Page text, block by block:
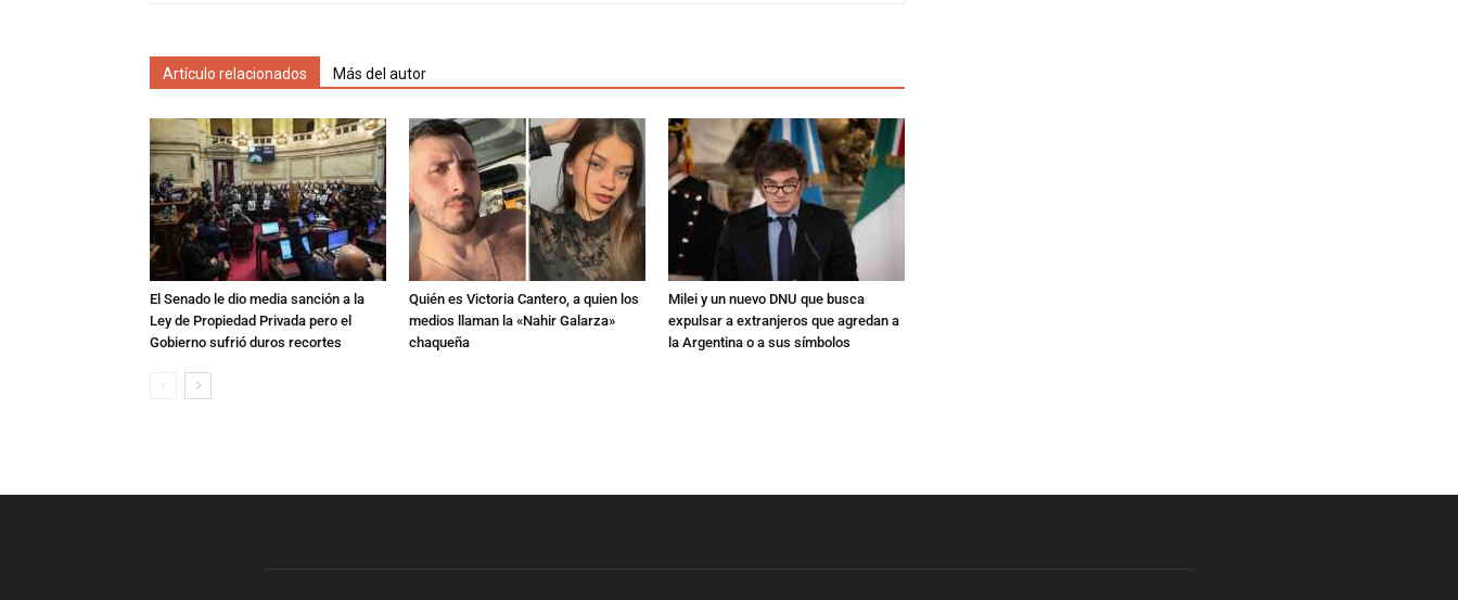
Artículo relacionados Más del autor
El Senado le dio media sanción a la
Ley de Propiedad Privada pero el
Gobierno sufrió duros recortes
Quién es Victoria Cantero, a quien los
medios llaman la «Nahir Galarza»
chaqueña
Milei y un nuevo DNU que busca
expulsar a extranjeros que agredan a
la Argentina o a sus símbolos